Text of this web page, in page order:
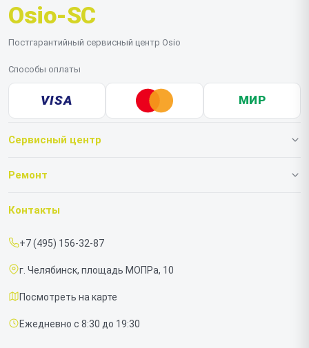
Osio-SC
Постгарантийный сервисный центр Osio
Способы оплаты
VISA МИР
Сервисный центр
О нашем сервисе
Срочный ремонт
Доставка и способы оплаты
Диагностика
Контакты
Ремонт
Ноутбуков
Контакты
+7 (495) 156-32-87
г. Челябинск, площадь МОПРа, 10
Посмотреть на карте
Ежедневно с 8:30 до 19:30